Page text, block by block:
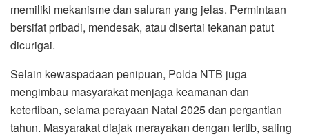
memiliki mekanisme dan saluran yang jelas. Permintaan
bersifat pribadi, mendesak, atau disertai tekanan patut
dicurigai.
Selain kewaspadaan penipuan, Polda NTB juga
mengimbau masyarakat menjaga keamanan dan
ketertiban, selama perayaan Natal 2025 dan pergantian
tahun. Masyarakat diajak merayakan dengan tertib, saling